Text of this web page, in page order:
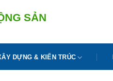
SẢN
DỰNG & KIẾN TRÚC